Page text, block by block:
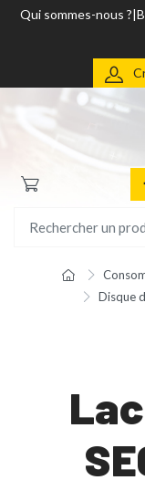
Qui sommes-nous ?
Disque